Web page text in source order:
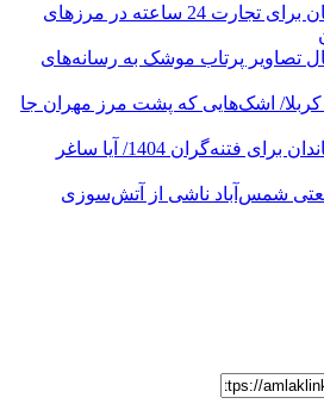
توافق ایران و پاکستان برای تجارت 24 ساعته در مرزهای
تصاویر پرتاب موشک به رسانه‌های
با کربلا/ اشک‌هایی که پشت مرز مهران جا
سناریوی نخ‌نمای معاندان برای ‌فتنه‌گران 1404/ آیا ساغر
شمس‌آباد ناشی از آتش‌سوزی